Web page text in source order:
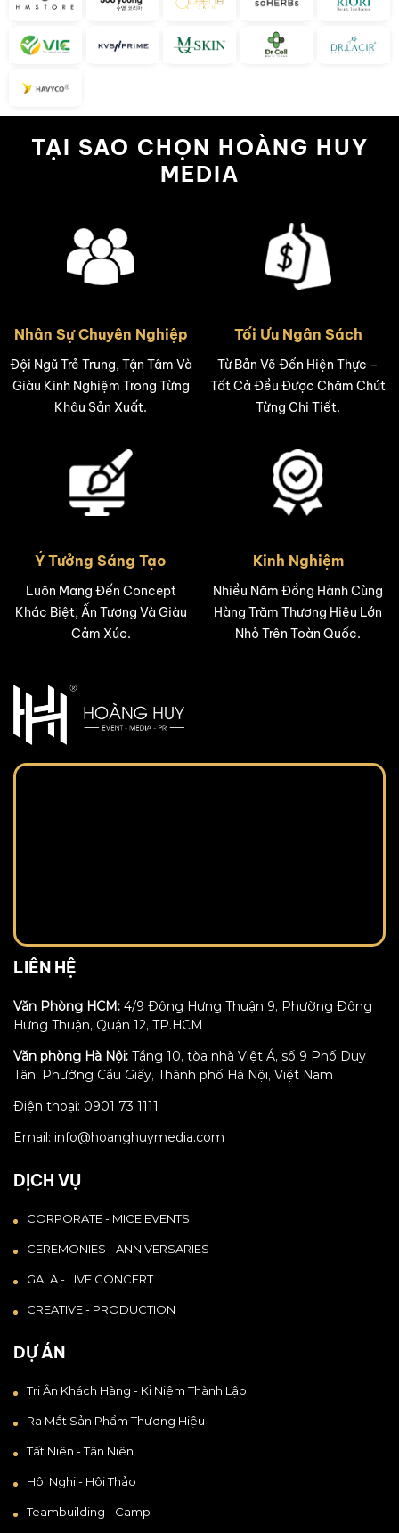
TẠI SAO CHỌN HOÀNG HUY
MEDIA
Nhân Sự Chuyên Nghiệp
Đội Ngũ Trẻ Trung, Tận Tâm Và
Giàu Kinh Nghiệm Trong Từng
Khâu Sản Xuất.
Tối Ưu Ngân Sách
Từ Bản Vẽ Đến Hiện Thực –
Tất Cả Đều Được Chăm Chút
Từng Chi Tiết.
Ý Tưởng Sáng Tạo
Luôn Mang Đến Concept
Khác Biệt, Ấn Tượng Và Giàu
Cảm Xúc.
Kinh Nghiệm
Nhiều Năm Đồng Hành Cùng
Hàng Trăm Thương Hiệu Lớn
Nhỏ Trên Toàn Quốc.
LIÊN HỆ
Văn Phòng HCM: 4/9 Đông Hưng Thuận 9, Phường Đông
Hưng Thuận, Quận 12, TP.HCM
Văn phòng Hà Nội: Tầng 10, tòa nhà Việt Á, số 9 Phố Duy
Tân, Phường Cầu Giấy, Thành phố Hà Nội, Việt Nam
Điện thoại: 0901 73 1111
Email: info@hoanghuymedia.com
DỊCH VỤ
CORPORATE - MICE EVENTS
CEREMONIES - ANNIVERSARIES
GALA - LIVE CONCERT
CREATIVE - PRODUCTION
DỰ ÁN
Tri Ân Khách Hàng - Kỉ Niệm Thành Lập
Ra Mắt Sản Phẩm Thương Hiệu
Tất Niên - Tân Niên
Hội Nghị - Hội Thảo
Teambuilding - Camp